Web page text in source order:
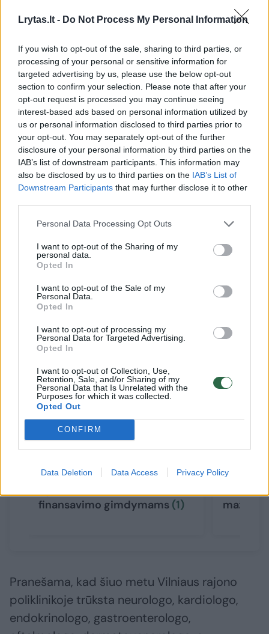
Lrytas.lt - Do Not Process My Personal Information
If you wish to opt-out of the sale, sharing to third parties, or
processing of your personal or sensitive information for
targeted advertising by us, please use the below opt-out
section to confirm your selection. Please note that after your
opt-out request is processed you may continue seeing
interest-based ads based on personal information utilized by
us or personal information disclosed to third parties prior to
your opt-out. You may separately opt-out of the further
disclosure of your personal information by third parties on the
IAB’s list of downstream participants. This information may
also be disclosed by us to third parties on the IAB’s List of
Downstream Participants that may further disclose it to other
Personal Data Processing Opt Outs
I want to opt-out of the Sharing of my
personal data.
Opted In
I want to opt-out of the Sale of my
Personal Data.
Opted In
I want to opt-out of processing my
Personal Data for Targeted Advertising.
Opted In
I want to opt-out of Collection, Use,
Retention, Sale, and/or Sharing of my
Personal Data that Is Unrelated with the
Purposes for which it was collected.
Opted Out
CONFIRM
Data Deletion Data Access Privacy Policy
savivaldybės išplatintame pranešime
Teigiama, kad šiomis priemonėmis siekiama
užtikrinti pakankamą medicinos specialistų
skaičių Vilniaus rajono sveikatos priežiūros
įstaigose ir gerinti sveikatos sistemos
efektyvumą.
Kaip nurodoma savivaldybės pranešime
žiniasklaidai, įvardintoms programoms
finansuoti 2025 ̶ 2027 metams iš
savivaldybės biudžeto numatyta skirti 75
tūkst. eurų.
Susiję straipsniai
lenktynės“: pralaimėjusi
finansavimo gimdymams (1)
Pranešama, kad šiuo metu Vilniaus rajono
poliklinikoje trūksta neurologo, kardiologo,
endokrinologo, gastroenterologo,